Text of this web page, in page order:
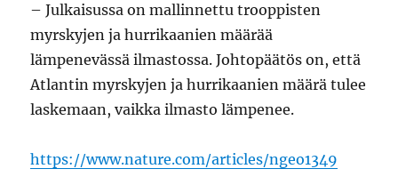
– Julkaisussa on mallinnettu trooppisten
myrskyjen ja hurrikaanien määrää
lämpenevässä ilmastossa. Johtopäätös on, että
Atlantin myrskyjen ja hurrikaanien määrä tulee
laskemaan, vaikka ilmasto lämpenee.
https://www.nature.com/articles/ngeo1349